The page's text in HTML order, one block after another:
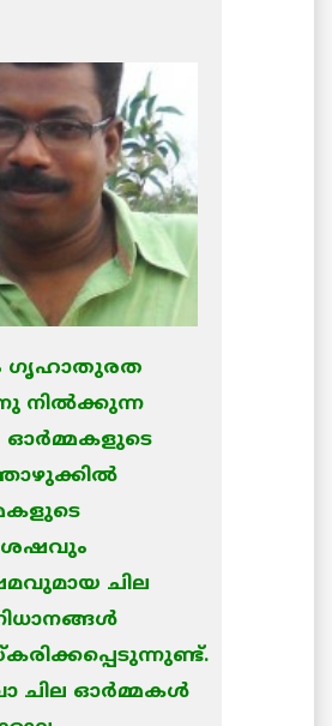
ഗൃഹാതുരത
നില്‍ക്കുന്ന
ചില
ചില ഓര്‍മ്മകള്‍